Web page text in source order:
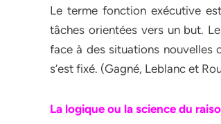
Le terme fonction exécutive
tâches orientées vers un but.
face à des situations nouvelles
s’est fixé. (Gagné, Leblanc et
La logique ou la science du